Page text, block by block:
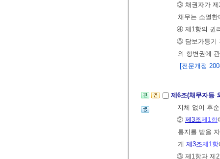
③ 채권자가 제
채무는 소멸한
④ 제1항의 권
⑤ 담보가등기
의 항변권에
[전문개정
제6조(채무자등
지체 없이 후
② 제3조제1항
통지를 받을
게 제3조제1항
③ 제1항과 제2